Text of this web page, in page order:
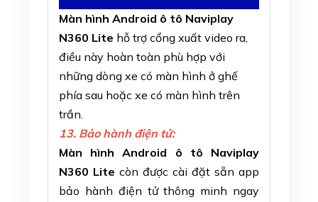
Màn hình Android ô tô Naviplay
N360 Lite hỗ trợ cổng xuất video ra,
điều này hoàn toàn phù hợp với
những dòng xe có màn hình ở ghế
phía sau hoặc xe có màn hình trên
trần.
13. Bảo hành điện tử:
Màn hình Android ô tô Naviplay
N360 Lite còn được cài đặt sẵn app
bảo hành điện tử thông minh ngay